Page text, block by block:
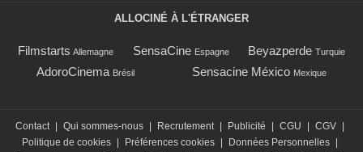
ALLOCINÉ À L'ÉTRANGER
Filmstarts Allemagne SensaCine Espagne Beyazperde Turquie
AdoroCinema Brésil Sensacine México Mexique
Contact Qui sommes-nous Recrutement Publicité CGU CGV
Politique de cookies
Préférences cookies Données Personnelles